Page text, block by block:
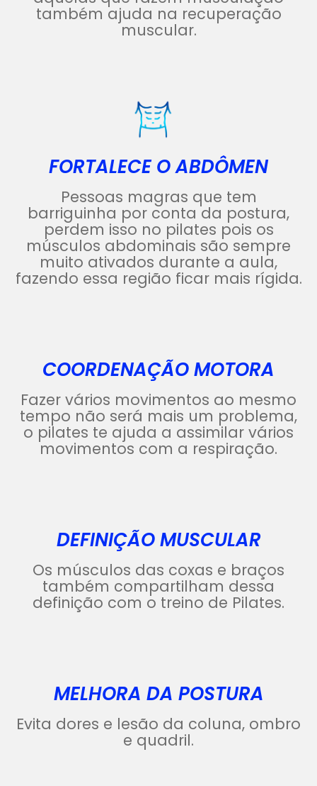
também ajuda na recuperação
muscular.
FORTALECE O ABDÔMEN
Pessoas magras que tem
barriguinha por conta da postura,
perdem isso no pilates pois os
músculos abdominais são sempre
muito ativados durante a aula,
fazendo essa região ficar mais rígida.
COORDENAÇÃO MOTORA
Fazer vários movimentos ao mesmo
tempo não será mais um problema,
o pilates te ajuda a assimilar vários
movimentos com a respiração.
DEFINIÇÃO MUSCULAR
Os músculos das coxas e braços
também compartilham dessa
definição com o treino de Pilates.
MELHORA DA POSTURA
Evita dores e lesão da coluna, ombro
e quadril.